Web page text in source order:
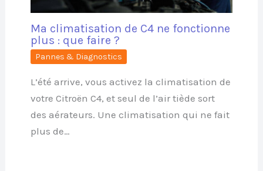
Ma climatisation de C4 ne fonctionne
plus : que faire ?
Pannes & Diagnostics
L’été arrive, vous activez la climatisation de
votre Citroën C4, et seul de l’air tiède sort
des aérateurs. Une climatisation qui ne fait
plus de…